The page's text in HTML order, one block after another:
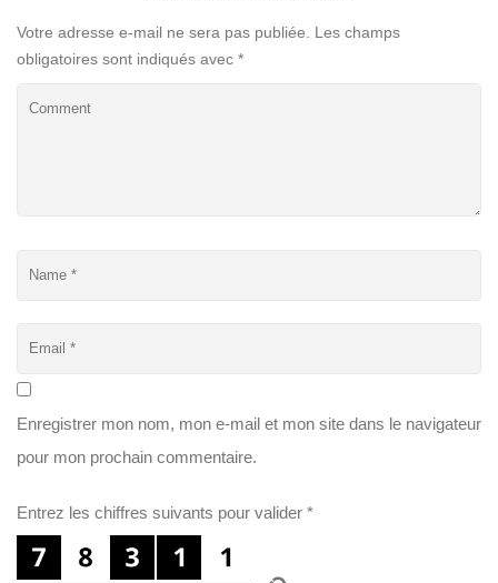
Votre adresse e-mail ne sera pas publiée.
Les champs
obligatoires sont indiqués avec *
Enregistrer mon nom, mon e-mail et mon site dans le navigateur
pour mon prochain commentaire.
Entrez les chiffres suivants pour valider *